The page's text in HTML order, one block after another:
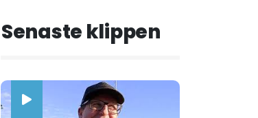
Senaste klippen